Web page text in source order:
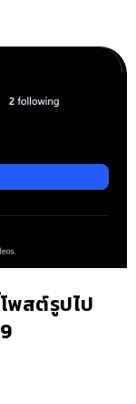
พสต์รูปไป